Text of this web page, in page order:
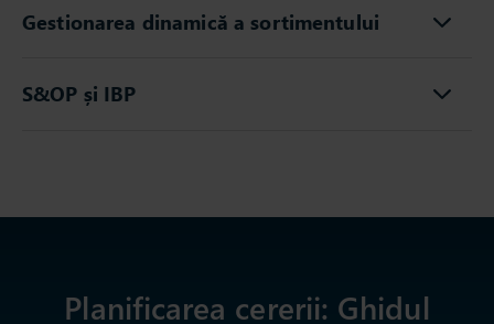
Gestionarea dinamică a sortimentului
S&OP și IBP
Planificarea cererii: Ghidul